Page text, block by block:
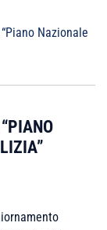
Nazionale